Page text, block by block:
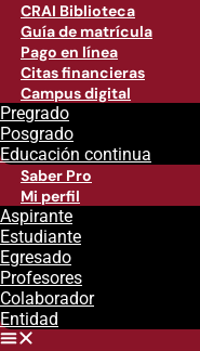
CRAI Biblioteca
Guía de matrícula
Pago en línea
Citas financieras
Campus digital
Pregrado
Posgrado
Educación continua
Saber Pro
Mi perfil
Aspirante
Estudiante
Egresado
Profesores
Colaborador
Entidad